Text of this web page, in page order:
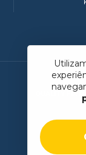
QUALITY FIX